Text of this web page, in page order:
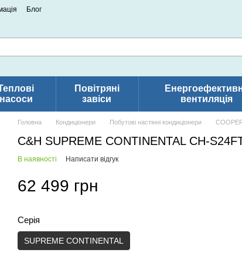
Блог
насоси
Повітряні
завіси
вентиляція
Головна Кондиціонери Побутові настінні кондиціонери
С&H SUPREME CONTINENTAL CH-
В наявності Написати відгук
62 499 грн
Серія
SUPREME CONTINENTAL